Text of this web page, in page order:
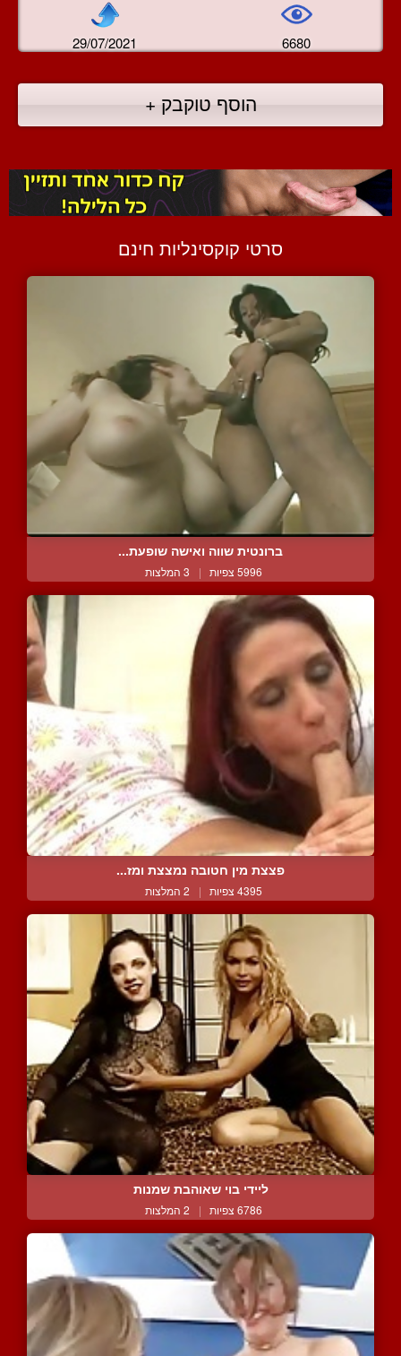
29/07/2021 6680
הוסף טוקבק +
סרטי קוקסינליות חינם
ברונטית שווה ואישה שופעת...
5996 צפיות | 3 המלצות
פצצת מין חטובה נמצצת ומז...
4395 צפיות | 2 המלצות
ליידי בוי שאוהבת שמנות
6786 צפיות | 2 המלצות